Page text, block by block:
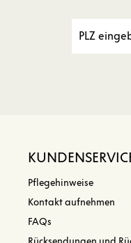
Pflegehinweise
Kontakt aufnehmen
FAQs